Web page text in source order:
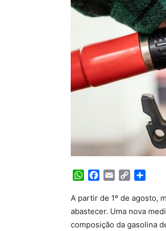
WhatsApp
Facebook
Email Copy
A partir de 1º de agosto,
abastecer. Uma nova
composição da gasolina